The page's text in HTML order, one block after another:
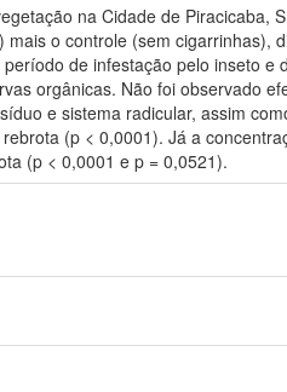
na Cidade de Piracicaba,
o controle (sem cigarrinhas),
de infestação pelo inseto e
orgânicas. Não foi observado
e sistema radicular, assim
(p < 0,0001). Já a
(p < 0,0001 e p = 0,0521).